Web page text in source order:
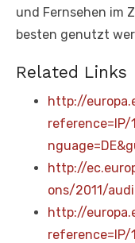
und Fernsehen im
besten genutzt
Related Links
http://
reference=IP/
http://
ons/2011/
http://
reference=IP/